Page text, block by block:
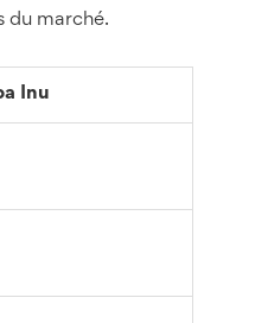
du marché.
Inu